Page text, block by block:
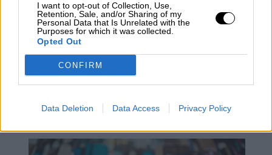
I want to opt-out of Collection, Use,
Retention, Sale, and/or Sharing of my
Personal Data that Is Unrelated with the
Purposes for which it was collected.
Opted Out
CONFIRM
Data Deletion Data Access Privacy Policy
La Película Buena, La Fea y La
Mala